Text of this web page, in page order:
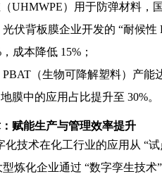
UHMWPE）用于防弹材料，
光伏背板膜企业开发的 “耐候性
成本降低 15%；
PBAT（生物可降解塑料）产能
膜中的应用占比提升至 30%。
：赋能生产与管理效率提升
化技术在化工行业的应用从 “
型炼化企业通过 “数字孪生技